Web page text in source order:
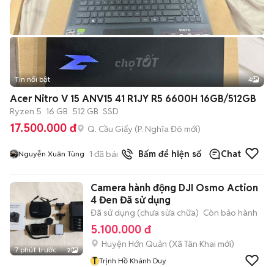
Tin nổi bật 4
Acer Nitro V 15 ANV15 41 R1JY R5 6600H 16GB/512GB
Ryzen 5 16 GB 512 GB SSD
17.500.000 đ Q. Cầu Giấy (P. Nghĩa Đô mới)
Nguyễn Xuân Tùng 1 đã bán Bấm để hiện số Chat
7 phút trước 2
Camera hành động DJI Osmo Action
4 Đen Đã sử dụng
Đã sử dụng (chưa sửa chữa) Còn bảo hành
5.100.000 đ
Huyện Hớn Quản (Xã Tân Khai mới)
T Trịnh Hồ Khánh Duy